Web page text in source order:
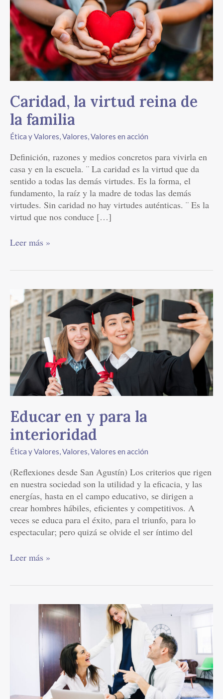
Caridad, la virtud reina de
la familia
Ética y Valores Valores Valores en acción
Definición, razones y medios concretos para vivirla en
casa y en la escuela. ¨ La caridad es la virtud que da
sentido a todas las demás virtudes. Es la forma, el
fundamento, la raíz y la madre de todas las demás
virtudes. Sin caridad no hay virtudes auténticas. ¨ Es la
virtud que nos conduce […]
virtud
reina
de
la
familia
Leer más »
Educar en y para la
interioridad
Ética y Valores Valores Valores en acción
(Reflexiones desde San Agustín) Los criterios que rigen
en nuestra sociedad son la utilidad y la eficacia, y las
energías, hasta en el campo educativo, se dirigen a
crear hombres hábiles, eficientes y competitivos. A
veces se educa para el éxito, para el triunfo, para lo
espectacular; pero quizá se olvide el ser íntimo del
Educar
en
y
para
interioridad
Leer más »